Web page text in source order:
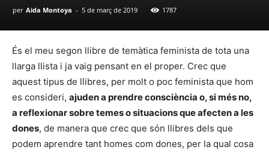
per Aida Montoya - 5 de març de 2019 1787
És el meu segon llibre de temàtica feminista de tota una
llarga llista i ja vaig pensant en el proper. Crec que
aquest tipus de llibres, per molt o poc feminista que hom
es consideri, ajuden a prendre consciència o, si més no,
a reflexionar sobre temes o situacions que afecten a les
dones, de manera que crec que són llibres dels que
podem aprendre tant homes com dones, per la qual cosa